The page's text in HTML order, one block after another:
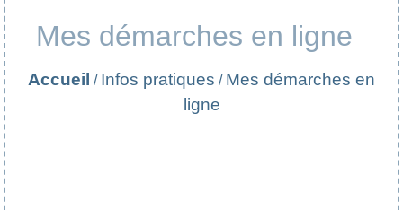
Mes démarches en ligne
Accueil / Infos pratiques / Mes démarches en
ligne